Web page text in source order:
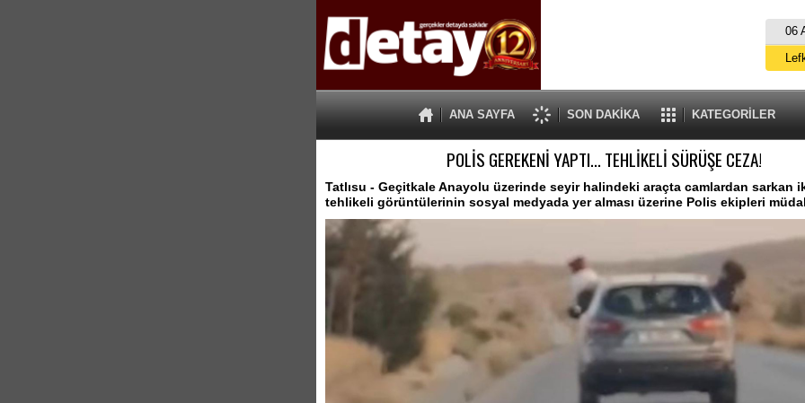
06
ANA SAYFA SON DAKİKA KATEGORİLER
POLİS GEREKENİ YAPTI... TEHLİKELİ SÜRÜŞE CEZA!
Tatlısu - Geçitkale Anayolu üzerinde seyir halindeki araçta camlardan sarkan
tehlikeli görüntülerinin sosyal medyada yer alması üzerine Polis ekipleri